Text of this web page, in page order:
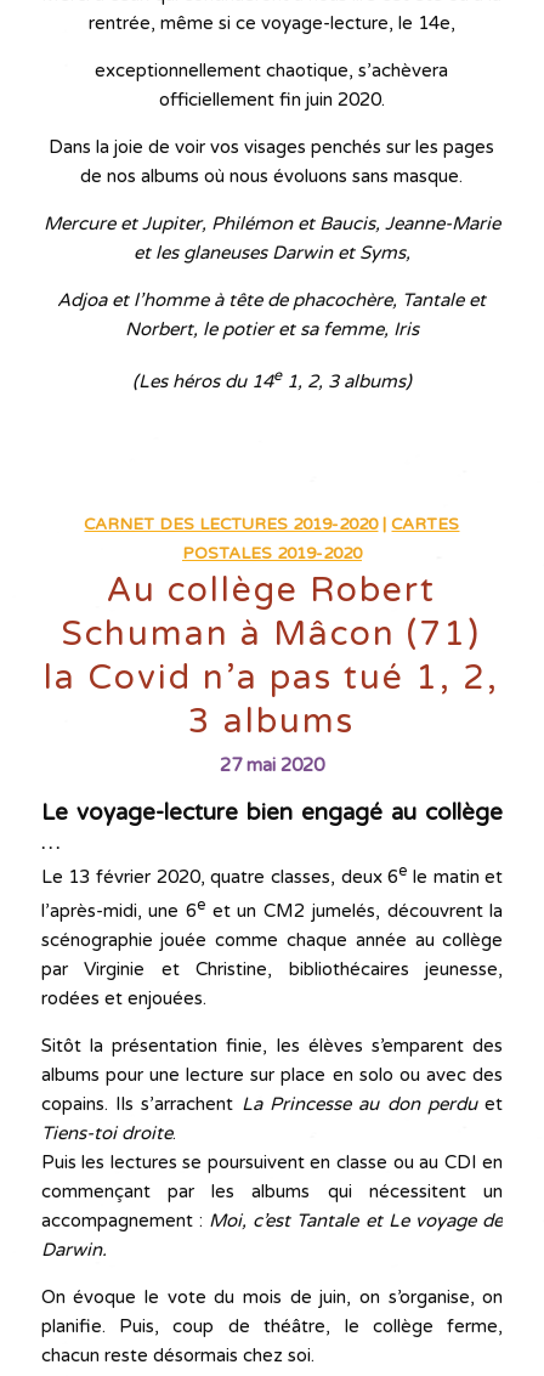
rentrée, même si ce voyage-lecture, le 14e,
exceptionnellement chaotique, s’achèvera
officiellement fin juin 2020.
Dans la joie de voir vos visages penchés sur les pages
de nos albums où nous évoluons sans masque.
Mercure et Jupiter, Philémon et Baucis, Jeanne-Marie
et les glaneuses Darwin et Syms,
Adjoa et l’homme à tête de phacochère, Tantale et
Norbert, le potier et sa femme, Iris
(Les héros du 14e1, 2, 3 albums)
CARNET DES LECTURES 2019-2020|CARTES
POSTALES 2019-2020
Au collège Robert
Schuman à Mâcon (71)
la Covid n’a pas tué 1, 2,
3 albums
27 mai 2020
Le voyage-lecture bien engagé au collège
…
Le 13 février 2020, quatre classes, deux 6e le matin et
l’après-midi, une 6e et un CM2 jumelés, découvrent la
scénographie jouée comme chaque année au collège
par Virginie et Christine, bibliothécaires jeunesse,
rodées et enjouées.
Sitôt la présentation finie, les élèves s’emparent des
albums pour une lecture sur place en solo ou avec des
copains. Ils s’arrachent La Princesse au don perduet
Tiens-toi droite.
Puis les lectures se poursuivent en classe ou au CDI en
commençant par les albums qui nécessitent un
accompagnement : Moi, c’est Tantale et Le voyage de
Darwin.
On évoque le vote du mois de juin, on s’organise, on
planifie. Puis, coup de théâtre, le collège ferme,
chacun reste désormais chez soi.